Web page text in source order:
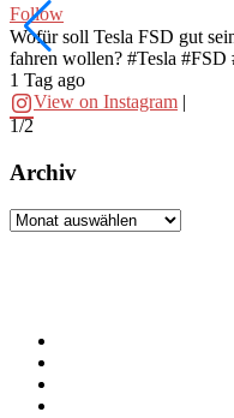
Follow
Wofür soll Tesla FSD gut
fahren wollen? #Tesla #FSD
1 Tag ago
View on Instagram |
1/2
Archiv
Archiv